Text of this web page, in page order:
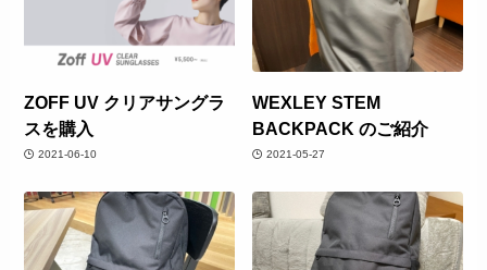
ZOFF UV クリアサングラ
スを購入
2021-06-10
WEXLEY STEM
BACKPACK のご紹介
2021-05-27